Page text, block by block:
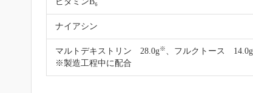
ナイアシン
マルトデキストリン 28.0g※ 、フルクトース 14.0g
※製造工程中に配合